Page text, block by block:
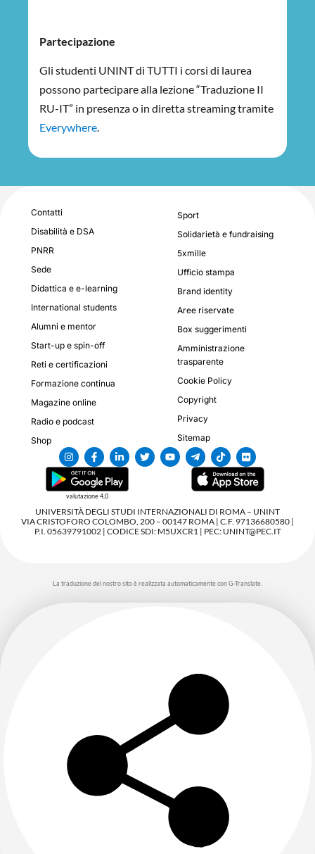
Partecipazione
Gli studenti UNINT di TUTTI i corsi di laurea
possono partecipare alla lezione “Traduzione II
RU-IT” in presenza o in diretta streaming tramite
Everywhere.
Contatti
Disabilità e DSA
PNRR
Sede
Didattica e e-learning
International students
Alumni e mentor
Start-up e spin-off
Reti e certificazioni
Formazione continua
Magazine online
Radio e podcast
Shop
Sport
Solidarietà e fundraising
5xmille
Ufficio stampa
Brand identity
Aree riservate
Box suggerimenti
Amministrazione
trasparente
Cookie Policy
Copyright
Privacy
Sitemap
valutazione 4,0
UNIVERSITÀ DEGLI STUDI INTERNAZIONALI DI ROMA – UNINT
VIA CRISTOFORO COLOMBO, 200 – 00147 ROMA | C.F. 97136680580 |
P.I. 05639791002 | CODICE SDI: M5UXCR1 | PEC: UNINT@PEC.IT
La traduzione del nostro sito è realizzata automaticamente con G-Translate.